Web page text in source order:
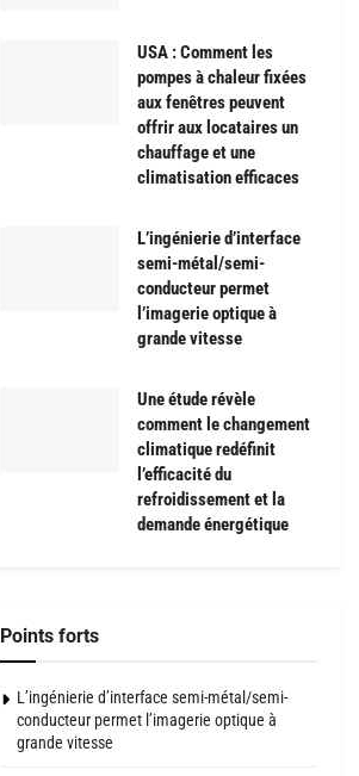
USA : Comment les
pompes à chaleur fixées
aux fenêtres peuvent
offrir aux locataires un
chauffage et une
climatisation efficaces
L’ingénierie d’interface
semi-métal/semi-
conducteur permet
l’imagerie optique à
grande vitesse
Une étude révèle
comment le changement
climatique redéfinit
l’efficacité du
refroidissement et la
demande énergétique
Points forts
L’ingénierie d’interface semi-métal/semi-
conducteur permet l’imagerie optique à
grande vitesse